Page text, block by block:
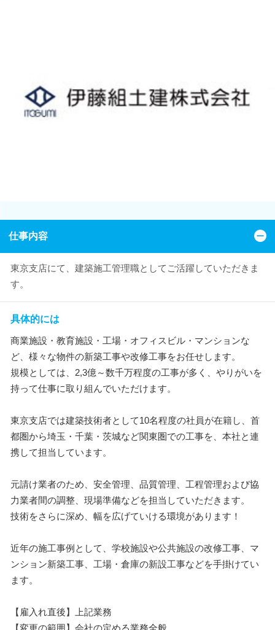
仕事内容
東京支店にて、建築施工管理職としてご活躍していただきま
す。
具体的には
商業施設・教育施設・工場・オフィスビル・マンションな
ど、様々な物件の新築工事や改修工事をお任せします。
規模としては、2,3億～数千万程度の工事が多く、やりがいを
持って仕事に取り組んでいただけます。
東京支店では建築技術者として10名程度の社員が在籍し、首
都圏から埼玉・千葉・茨城など関東圏での工事を、本社と連
携して担当しています。
元請け業者のため、安全管理、品質管理、工程管理および協
力業者間の調整、現場準備などを担当していただきます。
技術をさらに深め、幅を広げていける環境があります！
近年の施工事例として、学校施設や公共施設の改修工事、マ
ンション新築工事、工場・倉庫の新設工事などを手掛けてい
ます。
【雇入れ直後】上記業務
【変更の範囲】会社の定める業務全般